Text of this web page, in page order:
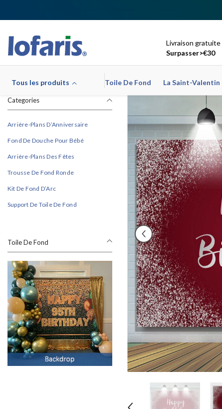
Livraison gratuite
Surpasser>€30
Tous les produits Toile De Fond La Saint-Valentin
Categories
Arrière-Plans D’Anniversaire
Fond De Douche Pour Bébé
Arrière-Plans Des Fêtes
Trousse De Fond Ronde
Kit De Fond D’Arc
Support De Toile De Fond
Toile De Fond